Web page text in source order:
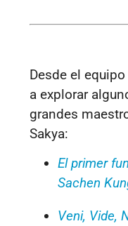
Desde el
a explorar
grandes
Sakya:
El primer
Sachen
Veni, Vide,